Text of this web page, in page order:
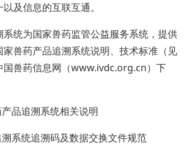
及信息的互联互通。
系统为国家兽药监管公益服务系统，提供
兽药产品追溯系统说明、技术标准（见
国兽药信息网（www.ivdc.org.cn）下
品追溯系统相关说明
系统追溯码及数据交换文件规范